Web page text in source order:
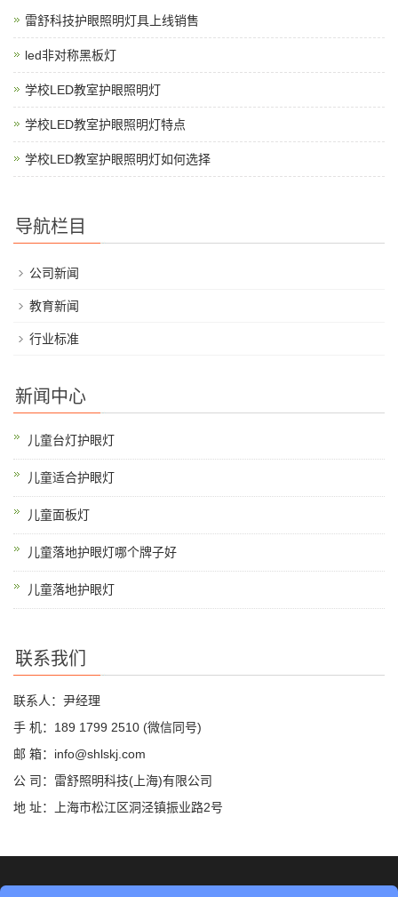
雷舒科技护眼照明灯具上线销售
led非对称黑板灯
学校LED教室护眼照明灯
学校LED教室护眼照明灯特点
学校LED教室护眼照明灯如何选择
导航栏目
公司新闻
教育新闻
行业标准
新闻中心
儿童台灯护眼灯
儿童适合护眼灯
儿童面板灯
儿童落地护眼灯哪个牌子好
儿童落地护眼灯
联系我们
联系人：尹经理
手 机：189 1799 2510 (微信同号)
邮 箱：info@shlskj.com
公 司：雷舒照明科技(上海)有限公司
地 址：上海市松江区洞泾镇振业路2号